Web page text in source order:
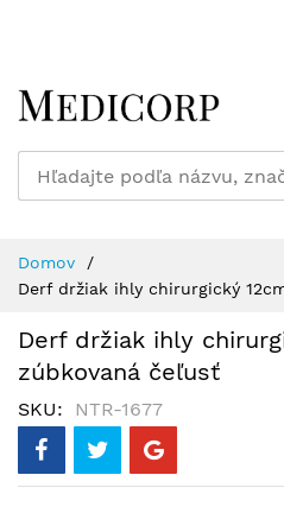
to
Content
Domov
Derf držiak ihly chirurgický
Derf držiak ihly
zúbkovaná čeľusť
SKU NTR-1677